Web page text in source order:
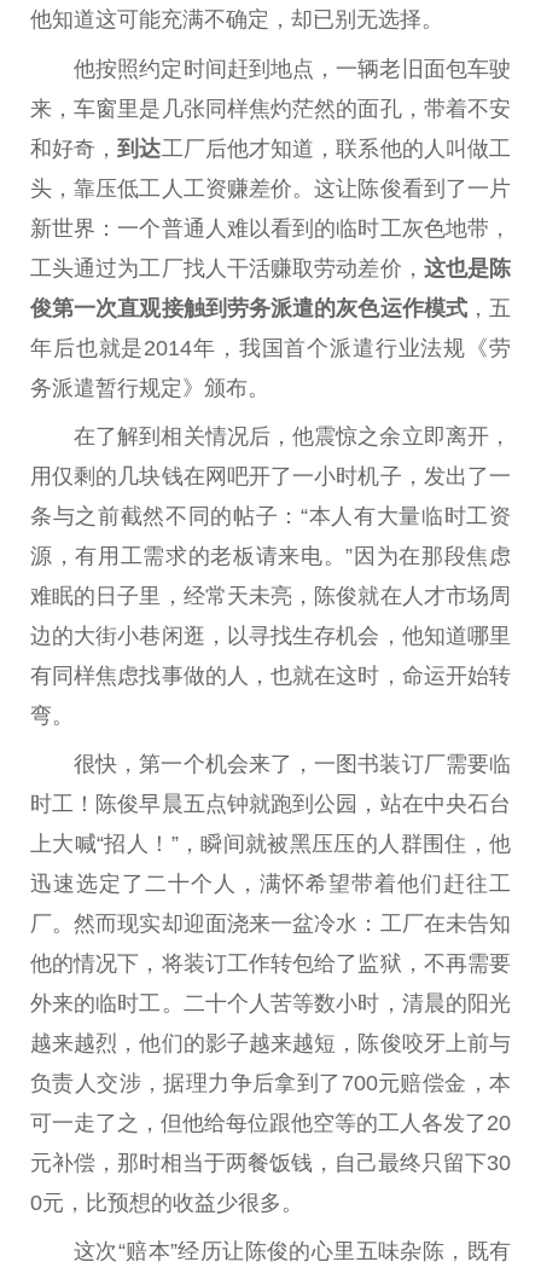
他知道这可能充满不确定，却已别无选择。
他按照约定时间赶到地点，一辆老旧面包车驶
来，车窗里是几张同样焦灼茫然的面孔，带着不安
和好奇，到达工厂后他才知道，联系他的人叫做工
头，靠压低工人工资赚差价。这让陈俊看到了一片
新世界：一个普通人难以看到的临时工灰色地带，
工头通过为工厂找人干活赚取劳动差价， 这也是陈
俊第一次直观接触到劳务派遣的灰色运作模式，五
年后也就是2014年，我国首个派遣行业法规《劳
务派遣暂行规定》颁布。
在了解到相关情况后，他震惊之余立即离开，
用仅剩的几块钱在网吧开了一小时机子，发出了一
条与之前截然不同的帖子：“本人有大量临时工资
源，有用工需求的老板请来电。”因为在那段焦虑
难眠的日子里，经常天未亮，陈俊就在人才市场周
边的大街小巷闲逛，以寻找生存机会，他知道哪里
有同样焦虑找事做的人，也就在这时，命运开始转
弯。
很快，第一个机会来了，一图书装订厂需要临
时工！陈俊早晨五点钟就跑到公园，站在中央石台
上大喊“招人！”，瞬间就被黑压压的人群围住，他
迅速选定了二十个人，满怀希望带着他们赶往工
厂。然而现实却迎面浇来一盆冷水：工厂在未告知
他的情况下，将装订工作转包给了监狱，不再需要
外来的临时工。二十个人苦等数小时，清晨的阳光
越来越烈，他们的影子越来越短，陈俊咬牙上前与
负责人交涉，据理力争后拿到了700元赔偿金，本
可一走了之，但他给每位跟他空等的工人各发了20
元补偿，那时相当于两餐饭钱，自己最终只留下30
0元，比预想的收益少很多。
这次“赔本”经历让陈俊的心里五味杂陈，既有